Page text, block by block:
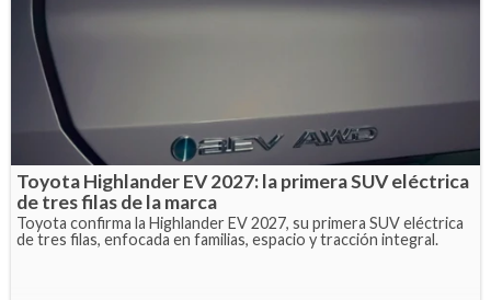
Toyota Highlander EV 2027: la primera SUV eléctrica
de tres filas de la marca
Toyota confirma la Highlander EV 2027, su primera SUV eléctrica
de tres filas, enfocada en familias, espacio y tracción integral.